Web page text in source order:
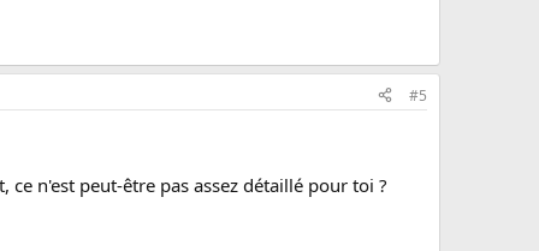
#5
n'est peut-être pas assez détaillé pour toi ?